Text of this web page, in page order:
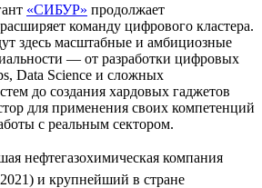
«СИБУР» продолжает
команду цифрового кластера.
здесь масштабные и амбициозные
— от разработки цифровых
Data Science и сложных
до создания хардовых гаджетов
для применения своих компетенций
с реальным сектором.
нефтегазохимическая компания
и крупнейший в стране